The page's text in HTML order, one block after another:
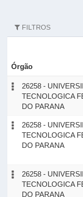
FILTROS
Órgão
26258 -
TECNOLOGICA
DO PARANA
26258 -
TECNOLOGICA
DO PARANA
26258 -
TECNOLOGICA
DO PARANA